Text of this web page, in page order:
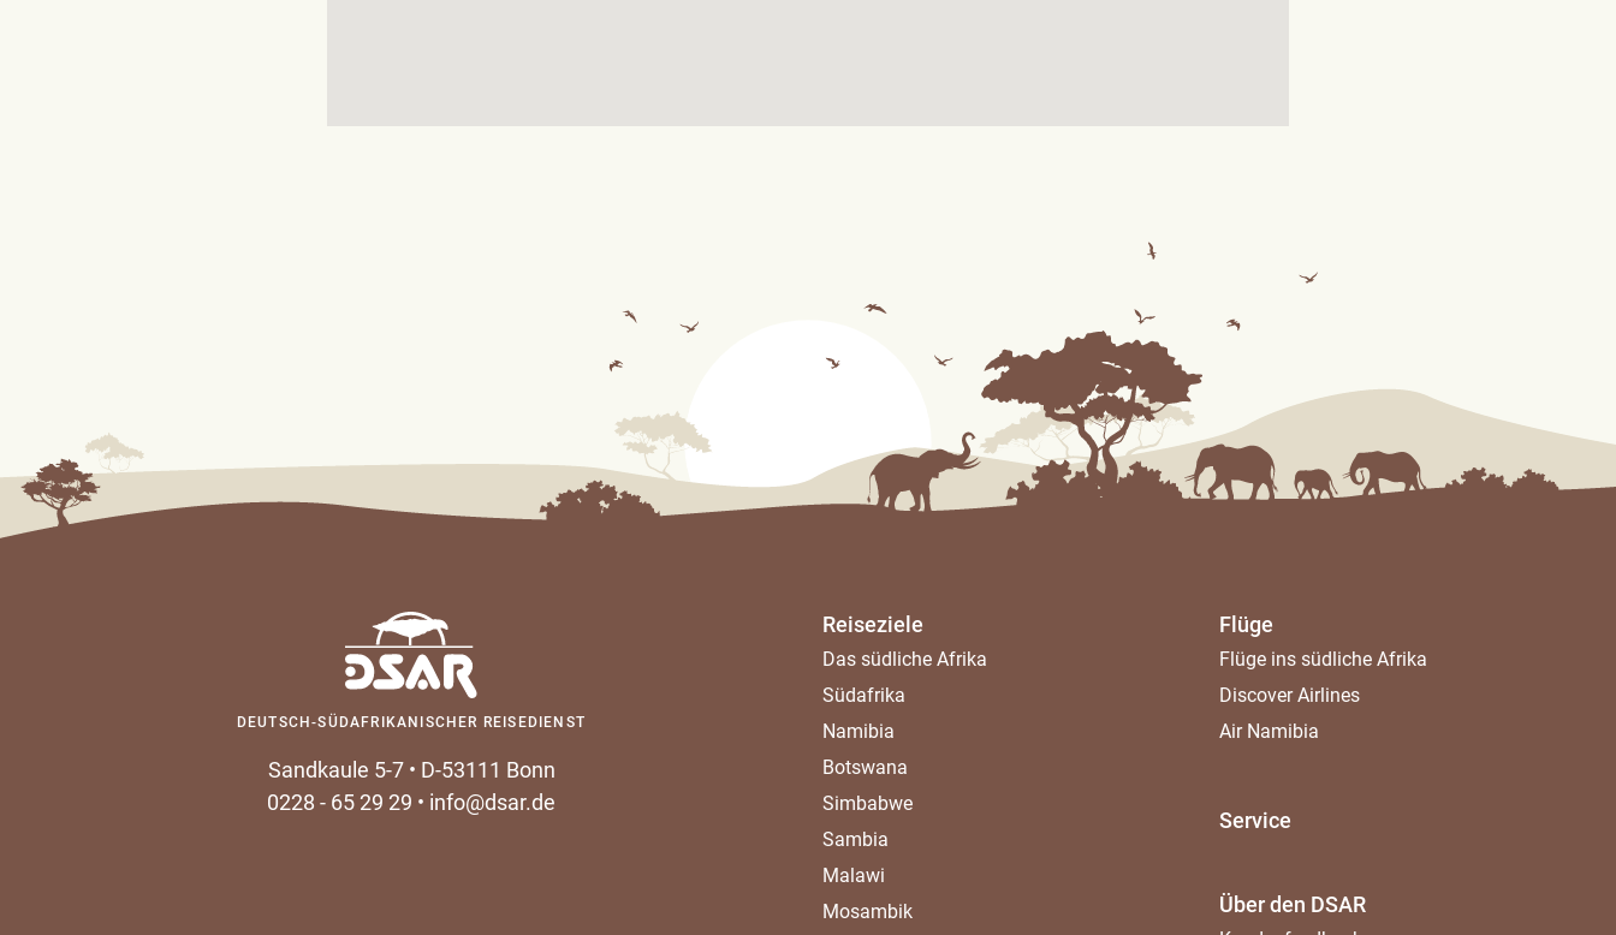
DEUTSCH-SÜDAFRIKANISCHER REISEDIENST
Sandkaule 5-7• D-53111 Bonn
0228 - 65 29 29 • info@dsar.de
Reiseziele
Das südliche Afrika
Südafrika
Namibia
Botswana
Simbabwe
Sambia
Malawi
Mosambik
Flüge
Flüge ins südliche Afrika
Discover Airlines
Air Namibia
Service
Über den DSAR